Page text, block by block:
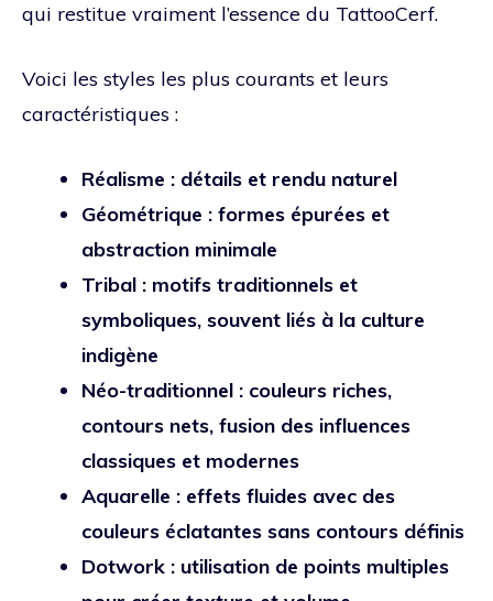
qui restitue vraiment l’essence du TattooCerf.
Voici les styles les plus courants et leurs
caractéristiques :
Réalisme : détails et rendu naturel
Géométrique : formes épurées et
abstraction minimale
Tribal : motifs traditionnels et
symboliques, souvent liés à la culture
indigène
Néo-traditionnel : couleurs riches,
contours nets, fusion des influences
classiques et modernes
Aquarelle : effets fluides avec des
couleurs éclatantes sans contours définis
Dotwork : utilisation de points multiples